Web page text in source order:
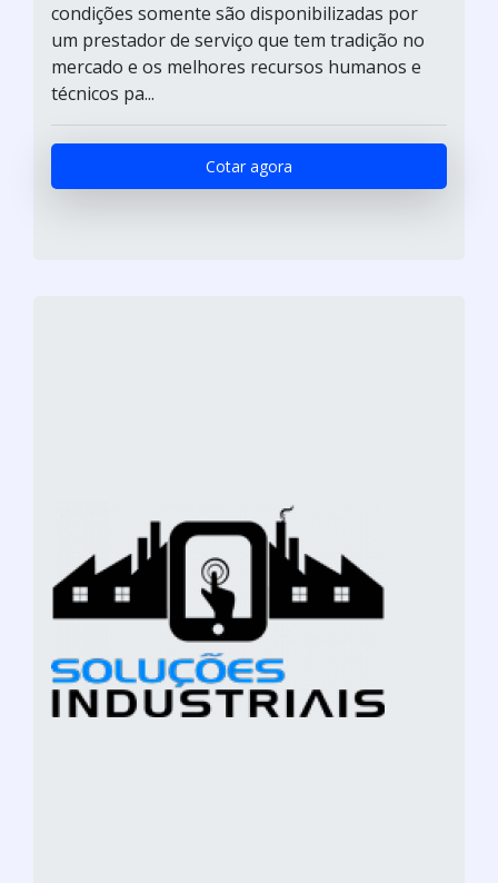
condições somente são disponibilizadas por
um prestador de serviço que tem tradição no
mercado e os melhores recursos humanos e
técnicos pa...
Cotar agora